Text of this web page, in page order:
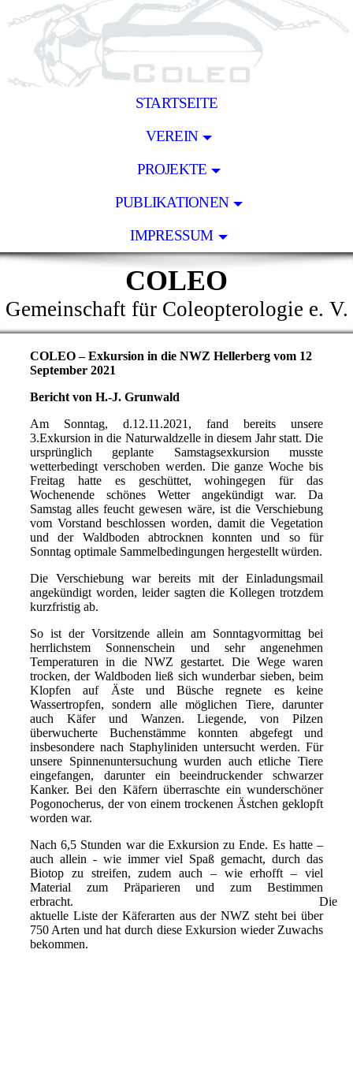
STARTSEITE
VEREIN
PROJEKTE
PUBLIKATIONEN
IMPRESSUM
COLEO
Gemeinschaft für Coleopterologie e. V.
COLEO – Exkursion in die NWZ Hellerberg vom 12
September 2021
Bericht von H.-J. Grunwald
Am Sonntag, d.12.11.2021, fand bereits unsere
3.Exkursion in die Naturwaldzelle in diesem Jahr statt. Die
ursprünglich geplante Samstagsexkursion musste
wetterbedingt verschoben werden. Die ganze Woche bis
Freitag hatte es geschüttet, wohingegen für das
Wochenende schönes Wetter angekündigt war. Da
Samstag alles feucht gewesen wäre, ist die Verschiebung
vom Vorstand beschlossen worden, damit die Vegetation
und der Waldboden abtrocknen konnten und so für
Sonntag optimale Sammelbedingungen hergestellt würden.
Die Verschiebung war bereits mit der Einladungsmail
angekündigt worden, leider sagten die Kollegen trotzdem
kurzfristig ab.
So ist der Vorsitzende allein am Sonntagvormittag bei
herrlichstem Sonnenschein und sehr angenehmen
Temperaturen in die NWZ gestartet. Die Wege waren
trocken, der Waldboden ließ sich wunderbar sieben, beim
Klopfen auf Äste und Büsche regnete es keine
Wassertropfen, sondern alle möglichen Tiere, darunter
auch Käfer und Wanzen. Liegende, von Pilzen
überwucherte Buchenstämme konnten abgefegt und
insbesondere nach Staphyliniden untersucht werden. Für
unsere Spinnenuntersuchung wurden auch etliche Tiere
eingefangen, darunter ein beeindruckender schwarzer
Kanker. Bei den Käfern überraschte ein wunderschöner
Pogonocherus, der von einem trockenen Ästchen geklopft
worden war.
Nach 6,5 Stunden war die Exkursion zu Ende. Es hatte –
auch allein - wie immer viel Spaß gemacht, durch das
Biotop zu streifen, zudem auch – wie erhofft – viel
Material zum Präparieren und zum Bestimmen
erbracht. Die
aktuelle Liste der Käferarten aus der NWZ steht bei über
750 Arten und hat durch diese Exkursion wieder Zuwachs
bekommen.